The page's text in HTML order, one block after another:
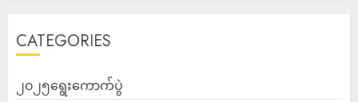
CATEGORIES
၂၀၂၅ရွေးကောက်ပွဲ